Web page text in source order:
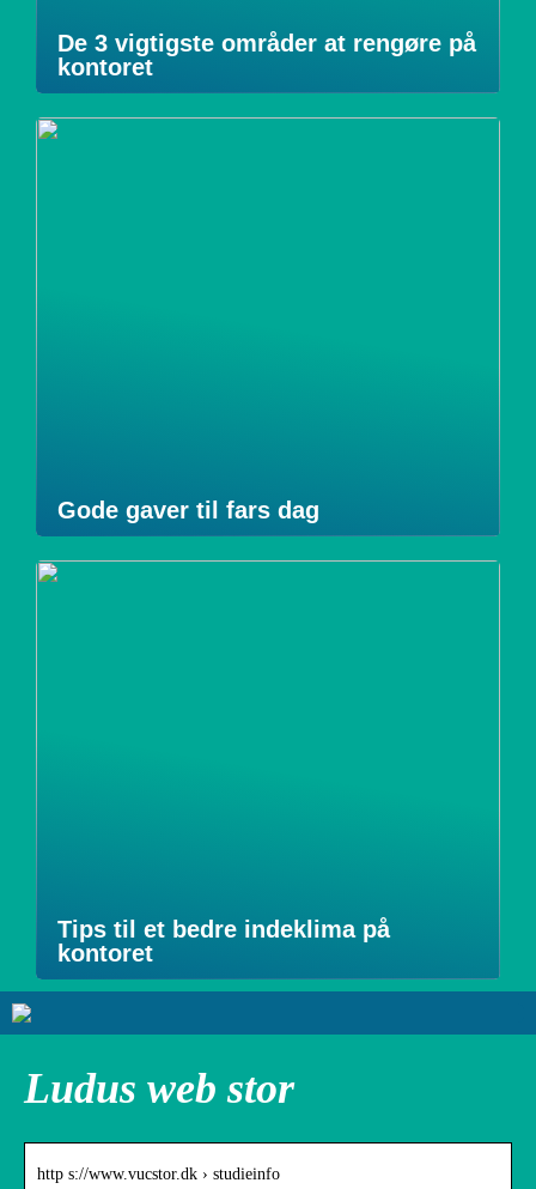
De 3 vigtigste områder at rengøre på
kontoret
Gode gaver til fars dag
Tips til et bedre indeklima på
kontoret
Ludus web stor
http s://www.vucstor.dk › studieinfo